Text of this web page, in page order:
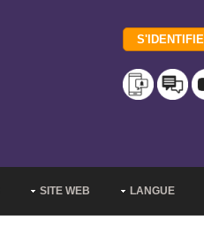
SITE WEB LANGUE